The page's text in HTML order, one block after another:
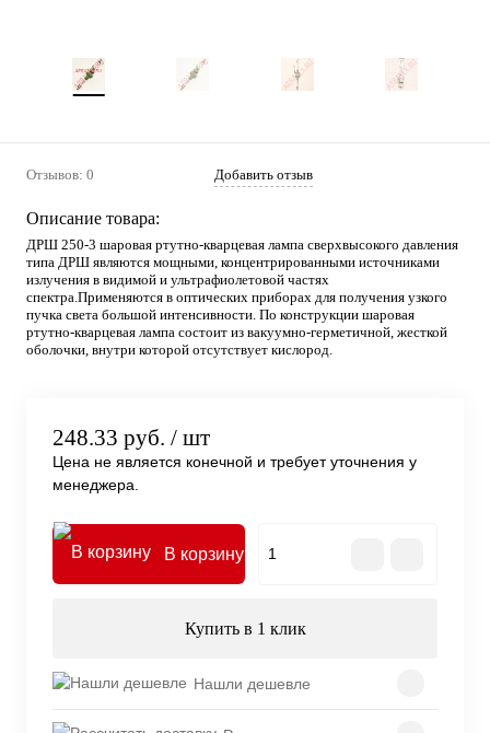
Отзывов: 0 Добавить отзыв
Описание товара:
ДРШ 250-3 шаровая ртутно-кварцевая лампа сверхвысокого давления
типа ДРШ являются мощными, концентрированными источниками
излучения в видимой и ультрафиолетовой частях
спектра.Применяются в оптических приборах для получения узкого
пучка света большой интенсивности. По конструкции шаровая
ртутно-кварцевая лампа состоит из вакуумно-герметичной, жесткой
оболочки, внутри которой отсутствует кислород.
248.33 руб. / шт
Цена не является конечной и требует уточнения у
менеджера.
В корзину
Купить в 1 клик
Нашли дешевле